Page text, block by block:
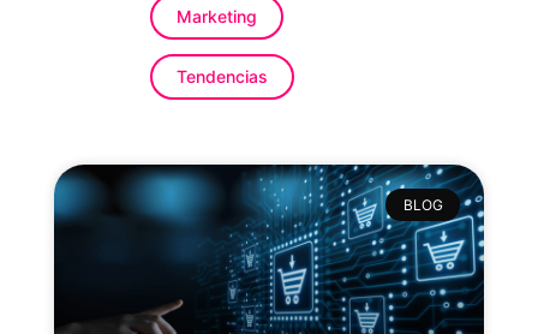
Marketing
Tendencias
BLOG